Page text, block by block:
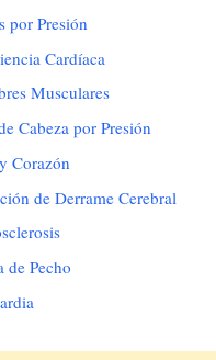
por Presión
Cardíaca
Musculares
Cabeza por Presión
Corazón
de Derrame Cerebral
Pecho